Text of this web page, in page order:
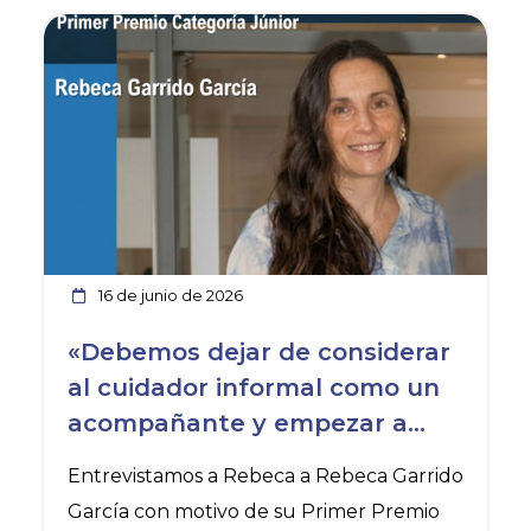
16 de junio de 2026
«Debemos dejar de considerar
al cuidador informal como un
acompañante y empezar a
Entrevistamos a Rebeca a Rebeca Garrido
García con motivo de su Primer Premio
Ver noticia